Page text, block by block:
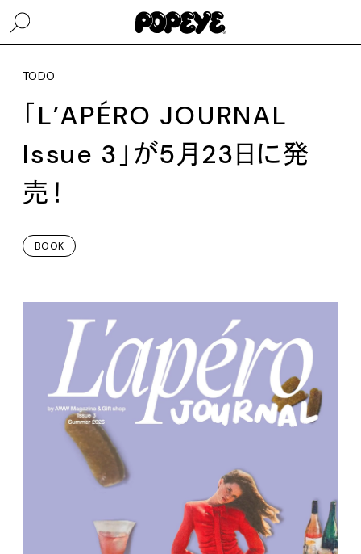
TODO
「L’APÉRO JOURNAL
Issue 3」が5月23日に発
売！
BOOK